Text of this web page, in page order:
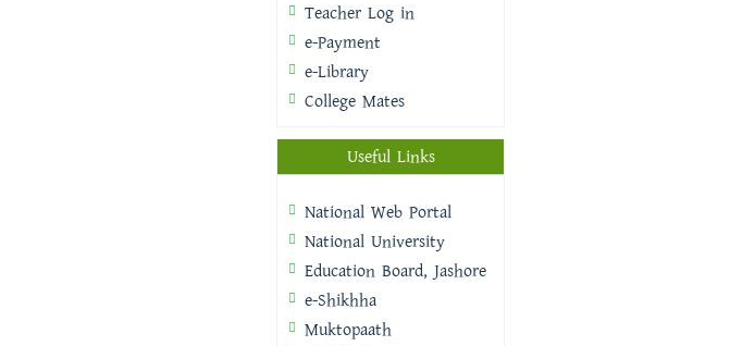
Teacher Log in
e-Payment
e-Library
College Mates
Useful Links
National Web Portal
National University
Education Board, Jashore
e-Shikhha
Muktopaath